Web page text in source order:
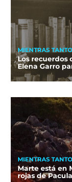
MIENTRAS TANTO
Los recuerdos
Elena Garro
MIENTRAS TANTO
Marte está en
rojas de Pacula